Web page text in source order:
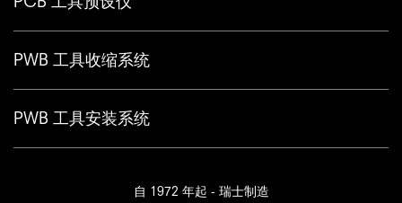
PWB 工具收缩系统
PWB 工具安装系统
自 1972 年起 - 瑞士制造